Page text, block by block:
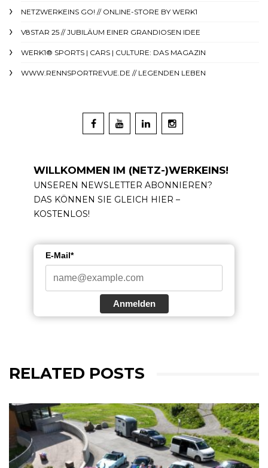
NETZWERKEINS GO! // ONLINE-STORE BY WERK1
V8STAR 25 // JUBILÄUM EINER GRANDIOSEN IDEE
WERK1® SPORTS | CARS | CULTURE: DAS MAGAZIN
WWW.RENNSPORTREVUE.DE // LEGENDEN LEBEN
WILLKOMMEN IM (NETZ-)WERKEINS!
UNSEREN NEWSLETTER ABONNIEREN?
DAS KÖNNEN SIE GLEICH HIER –
KOSTENLOS!
E-Mail*
Anmelden
RELATED POSTS